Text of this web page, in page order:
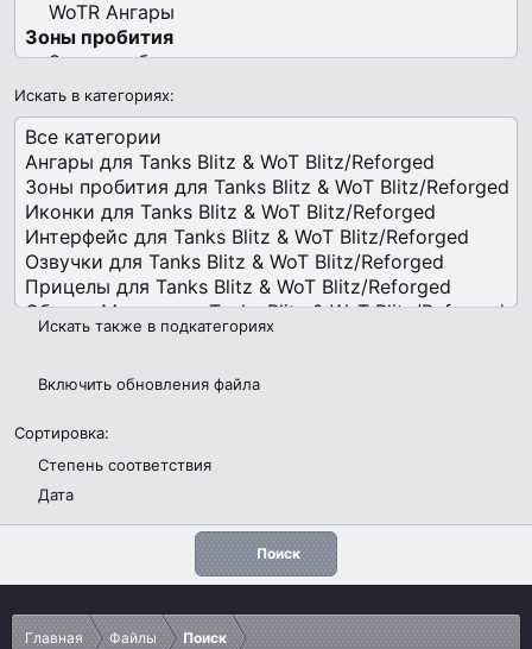
Искать в категориях
Искать также в подкатегориях
Включить обновления файла
Сортировка
Степень соответствия
Дата
Поиск
Главная Файлы Поиск